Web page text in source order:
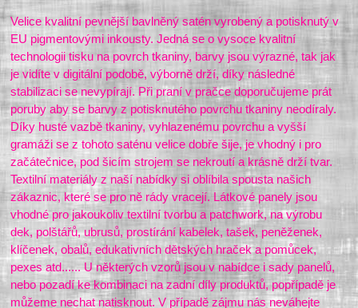
Velice kvalitní pevnější bavlněný satén vyrobený a potisknutý v
EU pigmentovými inkousty. Jedná se o vysoce kvalitní
technologii tisku na povrch tkaniny, barvy jsou výrazné, tak jak
je vidíte v digitální podobě, výborně drží, díky následné
stabilizaci se nevypírají. Při praní v pračce doporučujeme prát
poruby aby se barvy z potisknutého povrchu tkaniny neodíraly.
Díky husté vazbě tkaniny, vyhlazenému povrchu a vyšší
gramáži se z tohoto saténu velice dobře šije, je vhodný i pro
začátečnice, pod šicím strojem se nekroutí a krásně drží tvar.
Textilní materiály z naší nabídky si oblíbila spousta našich
zákaznic, které se pro ně rády vracejí. Látkové panely jsou
vhodné pro jakoukoliv textilní tvorbu a patchwork, na výrobu
dek, polštářů, ubrusů, prostírání kabelek, tašek, peněženek,
klíčenek, obalů, edukativních dětských hraček a pomůcek,
pexes atd...... U některých vzorů jsou v nabídce i sady panelů,
nebo pozadí ke kombinaci na zadní díly produktů, popřípadě je
můžeme nechat natisknout. V případě zájmu nás neváhejte